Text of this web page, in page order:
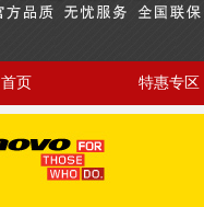
首页 特惠专区